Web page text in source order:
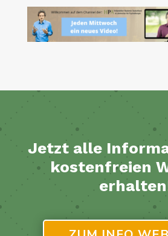
Jetzt alle
kostenfreien